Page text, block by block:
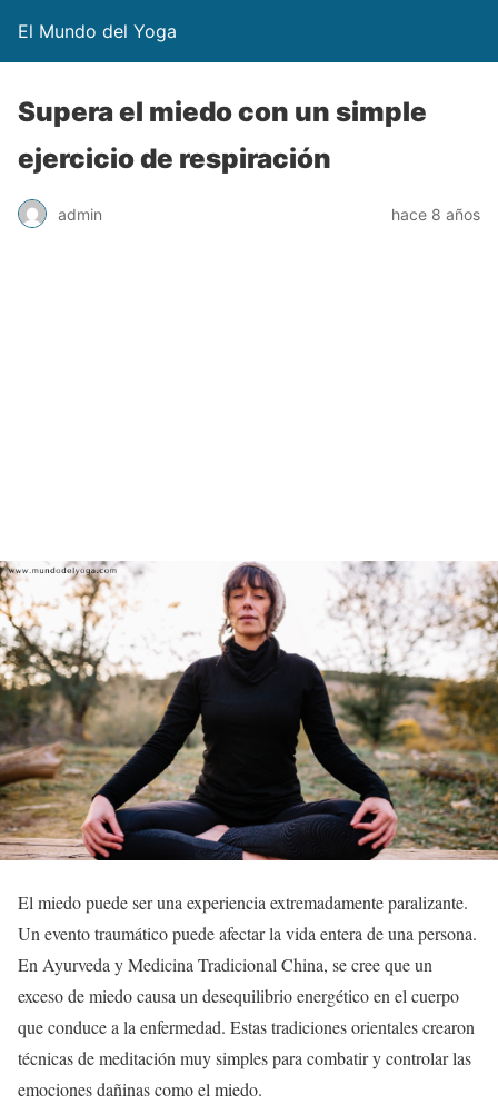
El Mundo del Yoga
Supera el miedo con un simple
ejercicio de respiración
admin hace 8 años
El miedo puede ser una experiencia extremadamente paralizante.
Un evento traumático puede afectar la vida entera de una persona.
En Ayurveda y Medicina Tradicional China, se cree que un
exceso de miedo causa un desequilibrio energético en el cuerpo
que conduce a la enfermedad. Estas tradiciones orientales crearon
técnicas de meditación muy simples para combatir y controlar las
emociones dañinas como el miedo.